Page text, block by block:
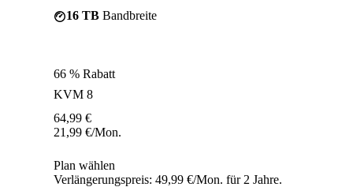
16 TB Bandbreite
66 % Rabatt
KVM 8
64,99 €
21,99 €/Mon.
Plan wählen
Verlängerungspreis: 49,99 €/Mon. für 2 Jahre.